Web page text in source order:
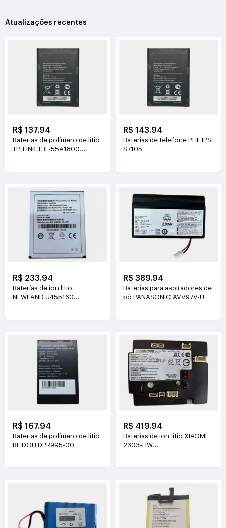
Atualizações recentes
R$ 137.94
Baterias de polímero de lítio
TP_LINK TBL-55A1800
R$ 143.94
Baterias de telefone PHILIPS
S7105
R$ 233.94
Baterías de ion litio
NEWLAND U455160
R$ 389.94
Baterias para aspiradores de
pó PANASONIC AVV97V-U3
R$ 167.94
Baterias de polímero de lítio
BEIDOU DPR995-00
R$ 419.94
Baterías de ion litio XIAOMI
2303-HW